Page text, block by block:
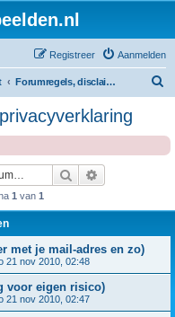
Aanmelden
Registreer
Forumregels, disclaimer en privacyverklaring
Zoek
1 van 1
met je mail-adres en zo)
21 nov 2010, 02:48
voor eigen risico)
21 nov 2010, 02:47